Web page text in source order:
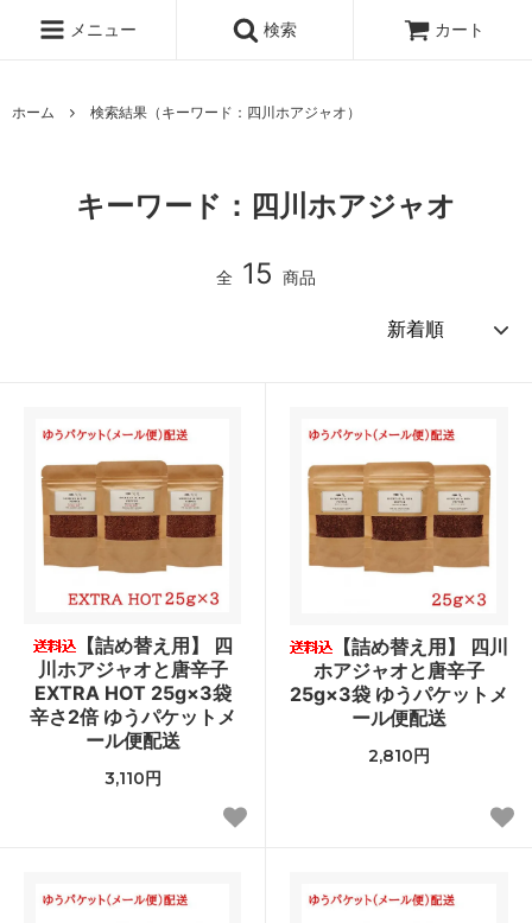
メニュー 検索 カート
ホーム 検索結果（キーワード：四川ホアジャオ）
キーワード：四川ホアジャオ
全 15 商品
【詰め替え用】 四
川ホアジャオと唐辛子
EXTRA HOT 25g×3袋
辛さ2倍 ゆうパケットメ
ール便配送
3,110円
【詰め替え用】 四川
ホアジャオと唐辛子
25g×3袋 ゆうパケットメ
ール便配送
2,810円